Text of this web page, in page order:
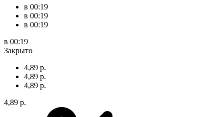
в 00:19
в 00:19
в 00:19
в 00:19
Закрыто
4,89 р.
4,89 р.
4,89 р.
4,89 р.